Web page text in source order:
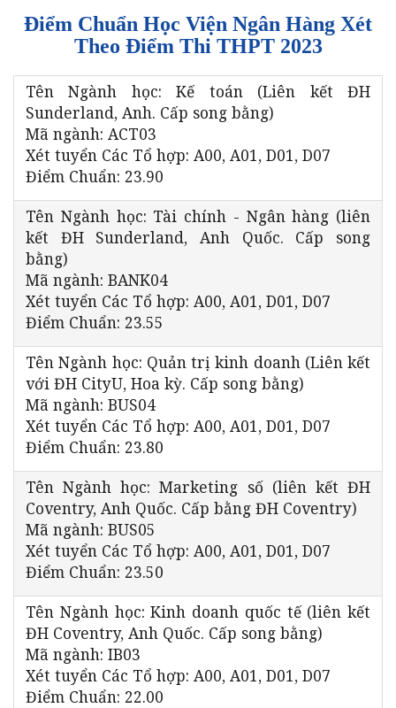
Điểm Chuẩn Học Viện Ngân Hàng Xét
Theo Điểm Thi THPT 2023
Tên Ngành học: Kế toán (Liên kết ĐH
Sunderland, Anh. Cấp song bằng)
Mã ngành: ACT03
Xét tuyển Các Tổ hợp: A00, A01, D01, D07
Điểm Chuẩn: 23.90
Tên Ngành học: Tài chính - Ngân hàng (liên
kết ĐH Sunderland, Anh Quốc. Cấp song
bằng)
Mã ngành: BANK04
Xét tuyển Các Tổ hợp: A00, A01, D01, D07
Điểm Chuẩn: 23.55
Tên Ngành học: Quản trị kinh doanh (Liên kết
với ĐH CityU, Hoa kỳ. Cấp song bằng)
Mã ngành: BUS04
Xét tuyển Các Tổ hợp: A00, A01, D01, D07
Điểm Chuẩn: 23.80
Tên Ngành học: Marketing số (liên kết ĐH
Coventry, Anh Quốc. Cấp bằng ĐH Coventry)
Mã ngành: BUS05
Xét tuyển Các Tổ hợp: A00, A01, D01, D07
Điểm Chuẩn: 23.50
Tên Ngành học: Kinh doanh quốc tế (liên kết
ĐH Coventry, Anh Quốc. Cấp song bằng)
Mã ngành: IB03
Xét tuyển Các Tổ hợp: A00, A01, D01, D07
Điểm Chuẩn: 22.00